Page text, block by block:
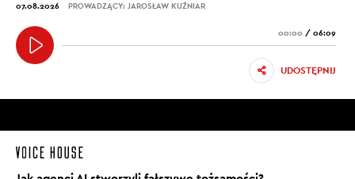
07.08.2026 PROWADZĄCY: JAROSŁAW KUŹNIAR
00:00 / 06:09
UDOSTĘPNIJ